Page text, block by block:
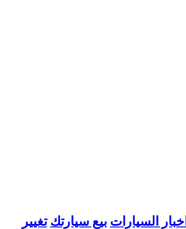
اخبار السيارات بيع سيارتك تغيير